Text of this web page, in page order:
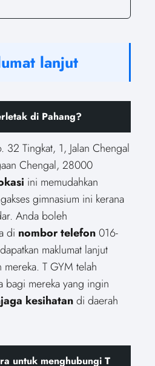
lanjut
di Pahang?
Tingkat, 1, Jalan Chengal
Chengal, 28000
ini memudahkan
gimnasium ini kerana
Anda boleh
di nombor telefon016-
maklumat lanjut
T GYM telah
bagi mereka yang ingin
kesihatandi daerah
untuk menghubungi T